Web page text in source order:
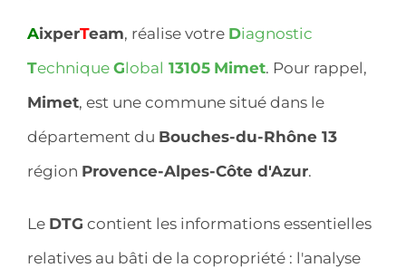
AixperTeam, réalise votre Diagnostic
Technique Global 13105 Mimet. Pour rappel,
Mimet, est une commune situé dans le
département du Bouches-du-Rhône 13
région Provence-Alpes-Côte d'Azur.
Le DTG contient les informations essentielles
relatives au bâti de la copropriété : l'analyse